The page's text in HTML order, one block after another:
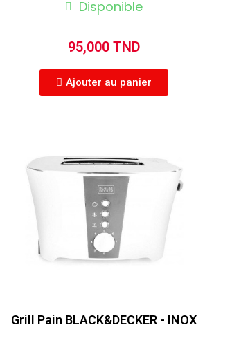
Disponible
95,000 TND
Ajouter au panier
Grill Pain BLACK&DECKER - INOX